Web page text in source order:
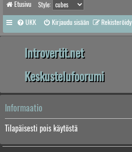
Etusivu Style:
UKK Kirjaudu sisään Rekisteröidy
Introvertit.net
Keskustelufoorumi
Informaatio
Tilapäisesti pois käytöstä